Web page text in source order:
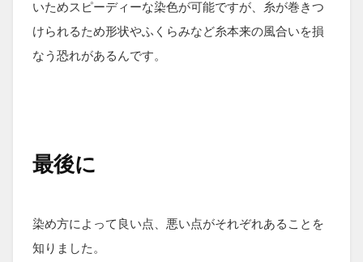
いためスピーディーな染色が可能ですが、糸が巻きつ
けられるため形状やふくらみなど糸本来の風合いを損
なう恐れがあるんです。
最後に
染め方によって良い点、悪い点がそれぞれあることを
知りました。